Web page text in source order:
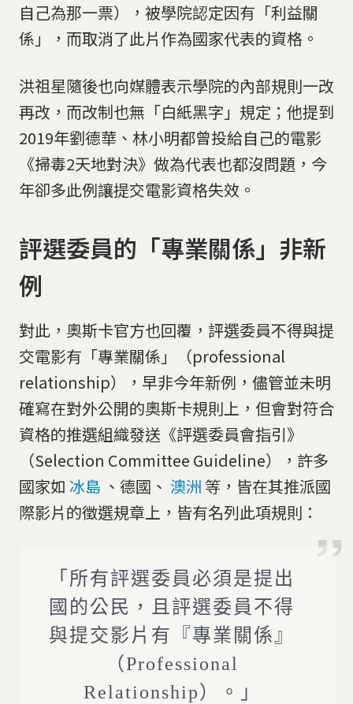
自己為那一票），被學院認定因有「利益關
係」，而取消了此片作為國家代表的資格。
洪祖星隨後也向媒體表示學院的內部規則一改
再改，而改制也無「白紙黑字」規定；他提到
2019年劉德華、林小明都曾投給自己的電影
《掃毒2天地對決》做為代表也都沒問題，今
年卻多此例讓提交電影資格失效。
評選委員的「專業關係」非新
例
對此，奧斯卡官方也回覆，評選委員不得與提
交電影有「專業關係」（professional
relationship），早非今年新例，儘管並未明
確寫在對外公開的奧斯卡規則上，但會對符合
資格的推選組織發送《評選委員會指引》
（Selection Committee Guideline），許多
國家如 冰島 、德國、 澳洲 等，皆在其推派國
際影片的徵選規章上，皆有名列此項規則：
「所有評選委員必須是提出
國的公民，且評選委員不得
與提交影片有『專業關係』
（Professional
Relationship）。」